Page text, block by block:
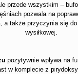
przede wszystkim –
pozwala na
a także przyczynia się
wysiłkowej.
pozytywnie wpływa na
w komplecie z